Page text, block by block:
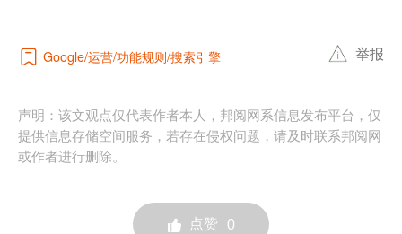
Google 运营 功能规则 搜索引擎 举报
声明：该文观点仅代表作者本人，邦阅网系信息发布平台，仅
提供信息存储空间服务，若存在侵权问题，请及时联系邦阅网
或作者进行删除。
点赞 0